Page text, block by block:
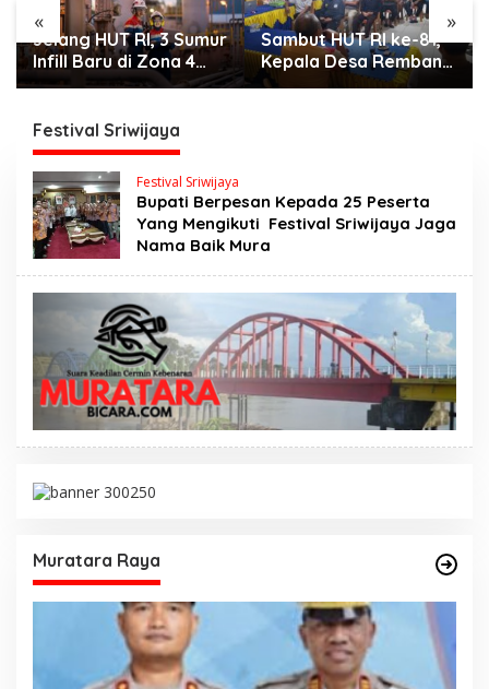
« »
Jelang HUT RI, 3 Sumur
Infill Baru di Zona 4
Dukung Kedaulatan
Sambut HUT RI ke-81,
Kepala Desa Remban
Gelar Rapat Persiapan
Festival Sriwijaya
Festival Sriwijaya
Bupati Berpesan Kepada 25 Peserta
Yang Mengikuti Festival Sriwijaya Jaga
Nama Baik Mura
Muratara Raya